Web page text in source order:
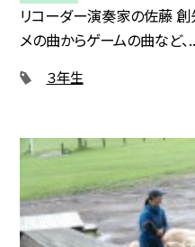
リコーダー演奏家の佐藤
メの曲からゲームの曲など、
３年生